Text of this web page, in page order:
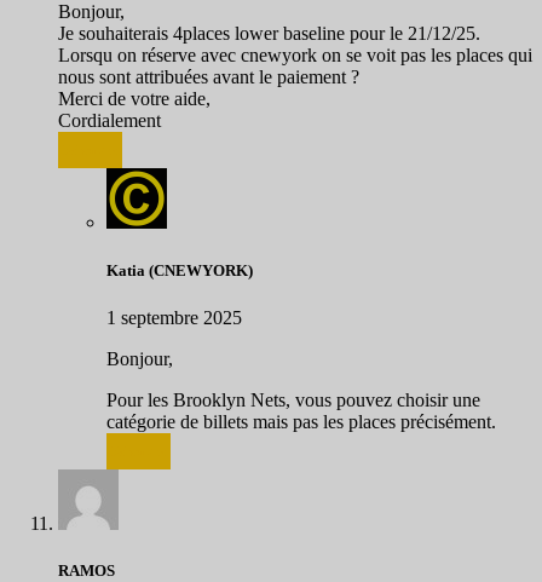
Bonjour,
Je souhaiterais 4places lower baseline pour le 21/12/25.
Lorsqu on réserve avec cnewyork on se voit pas les places qui
nous sont attribuées avant le paiement ?
Merci de votre aide,
Cordialement
Katia (CNEWYORK)
1 septembre 2025
Bonjour,
Pour les Brooklyn Nets, vous pouvez choisir une
catégorie de billets mais pas les places précisément.
RAMOS